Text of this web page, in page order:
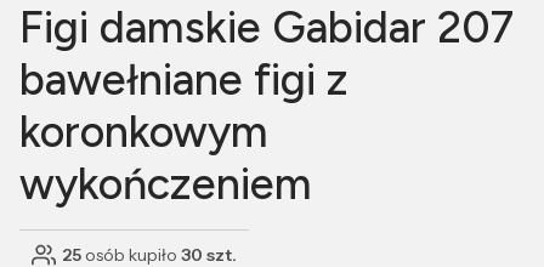
Figi damskie Gabidar 207
bawełniane figi z
koronkowym
wykończeniem
25 osób kupiło 30 szt.